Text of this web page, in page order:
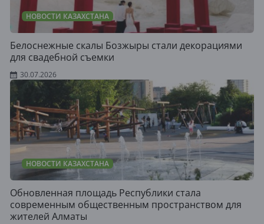
НОВОСТИ КАЗАХСТАНА
Белоснежные скалы Бозжыры стали декорациями
для свадебной съемки
30.07.2026
НОВОСТИ КАЗАХСТАНА
Обновленная площадь Республики стала
современным общественным пространством для
жителей Алматы